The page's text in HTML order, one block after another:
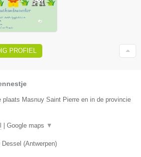
PROFIEL
plaats Masnuy Saint Pierre en in de provincie
Google maps ▼
Dessel (Antwerpen)